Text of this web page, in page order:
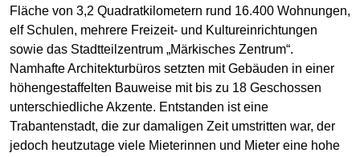
Fläche von 3,2 Quadratkilometern rund 16.400 Wohnungen,
elf Schulen, mehrere Freizeit- und Kultureinrichtungen
sowie das Stadtteilzentrum „Märkisches Zentrum“.
Namhafte Architekturbüros setzten mit Gebäuden in einer
höhengestaffelten Bauweise mit bis zu 18 Geschossen
unterschiedliche Akzente. Entstanden ist eine
Trabantenstadt, die zur damaligen Zeit umstritten war, der
jedoch heutzutage viele Mieterinnen und Mieter eine hohe